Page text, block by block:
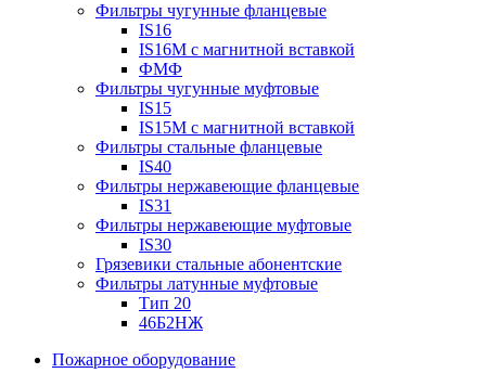
Фильтры чугунные фланцевые
IS16
IS16M с магнитной вставкой
ФМФ
Фильтры чугунные муфтовые
IS15
IS15M c магнитной вставкой
Фильтры стальные фланцевые
IS40
Фильтры нержавеющие фланцевые
IS31
Фильтры нержавеющие муфтовые
IS30
Грязевики стальные абонентские
Фильтры латунные муфтовые
Тип 20
46Б2НЖ
Пожарное оборудование